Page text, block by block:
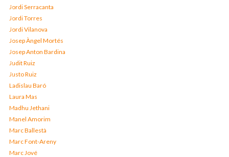
Jordi Serracanta
Jordi Torres
Jordi Vilanova
Josep Àngel Mortés
Josep Anton Bardina
Judit Ruiz
Justo Ruiz
Ladislau Baró
Laura Mas
Madhu Jethani
Manel Amorim
Marc Ballestà
Marc Font-Areny
Marc Jové